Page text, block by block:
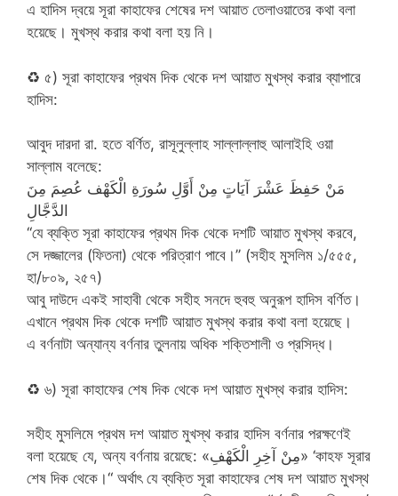
এ হাদিস দ্বয়ে সূরা কাহাফের শেষের দশ আয়াত তেলাওয়াতের কথা বলা
হয়েছে। মুখস্থ করার কথা বলা হয় নি।
♻ ৫) সূরা কাহাফের প্রথম দিক থেকে দশ আয়াত মুখস্থ করার ব্যাপারে
হাদিস:
আবুদ দারদা রা. হতে বর্ণিত, রাসূলুল্লাহ সাল্লাল্লাহু আলাইহি ওয়া
সাল্লাম বলেছে:
مَنْ حَفِظَ عَشْرَ آيَاتٍ مِنْ أَوَّلِ سُورَةِ الْكَهْف عُصِمَ مِنَ
الدَّجَّالِ
‘‘যে ব্যক্তি সূরা কাহাফের প্রথম দিক থেকে দশটি আয়াত মুখস্থ করবে,
সে দজ্জালের (ফিতনা) থেকে পরিত্রাণ পাবে।’’ (সহীহ মুসলিম ১/৫৫৫,
হা/৮০৯, ২৫৭)
আবু দাউদে একই সাহাবী থেকে সহীহ সনদে হুবহু অনুরূপ হাদিস বর্ণিত।
এখানে প্রথম দিক থেকে দশটি আয়াত মুখস্থ করার কথা বলা হয়েছে।
এ বর্ণনাটা অন্যান্য বর্ণনার তুলনায় অধিক শক্তিশালী ও প্রসিদ্ধ।
♻ ৬) সূরা কাহাফের শেষ দিক থেকে দশ আয়াত মুখস্থ করার হাদিস:
সহীহ মুসলিমে প্রথম দশ আয়াত মুখস্থ করার হাদিস বর্ণনার পরক্ষণেই
বলা হয়েছে যে, অন্য বর্ণনায় রয়েছে: «مِنْ آخِرِ الْكَهْفِ» ‘কাহফ সূরার
শেষ দিক থেকে।“ অর্থাৎ যে ব্যক্তি সূরা কাহাফের শেষ দশ আয়াত মুখস্থ